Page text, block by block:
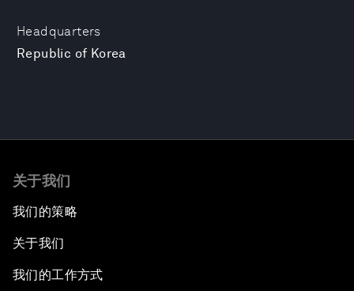
Headquarters
Republic of Korea
关于我们
我们的策略
关于我们
我们的工作方式